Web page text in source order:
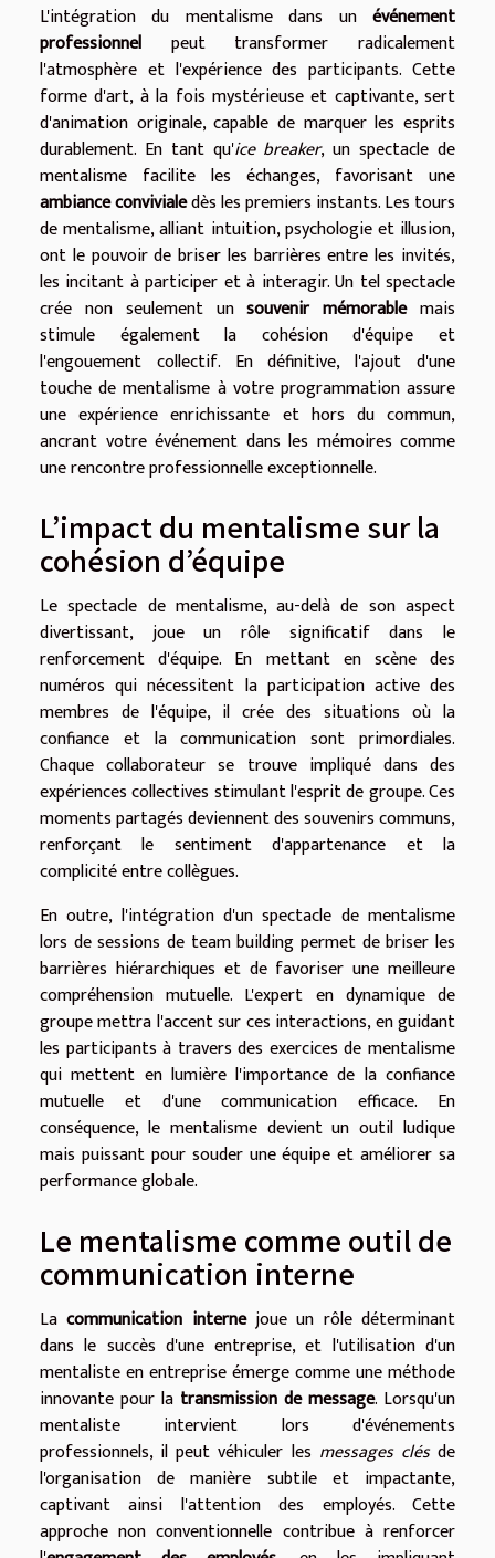
L'intégration du mentalisme dans un événement
professionnel peut transformer radicalement
l'atmosphère et l'expérience des participants. Cette
forme d'art, à la fois mystérieuse et captivante, sert
d'animation originale, capable de marquer les esprits
durablement. En tant qu'ice breaker, un spectacle de
mentalisme facilite les échanges, favorisant une
ambiance convivialedès les premiers instants. Les tours
de mentalisme, alliant intuition, psychologie et illusion,
ont le pouvoir de briser les barrières entre les invités,
les incitant à participer et à interagir. Un tel spectacle
crée non seulement unsouvenir mémorablemais
stimule également la cohésion d'équipe et
l'engouement collectif. En définitive, l'ajout d'une
touche de mentalisme à votre programmation assure
une expérience enrichissante et hors du commun,
ancrant votre événement dans les mémoires comme
une rencontre professionnelle exceptionnelle.
L’impact du mentalisme sur la
cohésion d’équipe
Le spectacle de mentalisme, au-delà de son aspect
divertissant, joue un rôle significatif dans le
renforcement d'équipe. En mettant en scène des
numéros qui nécessitent la participation active des
membres de l'équipe, il crée des situations où la
confiance et la communication sont primordiales.
Chaque collaborateur se trouve impliqué dans des
expériences collectives stimulant l'esprit de groupe. Ces
moments partagés deviennent des souvenirs communs,
renforçant le sentiment d'appartenance et la
complicité entre collègues.
En outre, l'intégration d'un spectacle de mentalisme
lors de sessions de team building permet de briser les
barrières hiérarchiques et de favoriser une meilleure
compréhension mutuelle. L'expert en dynamique de
groupe mettra l'accent sur ces interactions, en guidant
les participants à travers des exercices de mentalisme
qui mettent en lumière l'importance de la confiance
mutuelle et d'une communication efficace. En
conséquence, le mentalisme devient un outil ludique
mais puissant pour souder une équipe et améliorer sa
performance globale.
Le mentalisme comme outil de
communication interne
Lacommunication internejoue un rôle déterminant
dans le succès d'une entreprise, et l'utilisation d'un
mentaliste en entreprise émerge comme une méthode
innovante pour la transmission de message. Lorsqu'un
mentaliste intervient lors d'événements
professionnels, il peut véhiculer les messages clésde
l'organisation de manière subtile et impactante,
captivant ainsi l'attention des employés. Cette
approche non conventionnelle contribue à renforcer